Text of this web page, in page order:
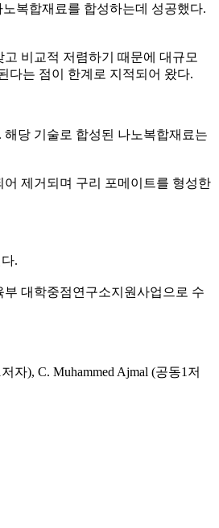
복합재료를 합성하는데 성공했다.
비교적 저렴하기 때문에 대규모
다는 점이 한계로 지적되어 왔다.
당 기술로 합성된 나노복합재료는
제거되며 구리 포메이트를 형성한
.
대학중점연구소지원사업으로 수
자), C. Muhammed Ajmal (공동1저